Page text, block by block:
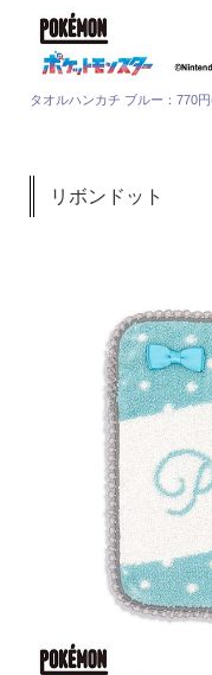
タオルハンカチ ブルー：770
リボンドット